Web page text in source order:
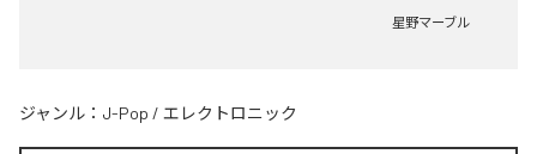
星野マーブル
ジャンル： J-Pop / エレクトロニック